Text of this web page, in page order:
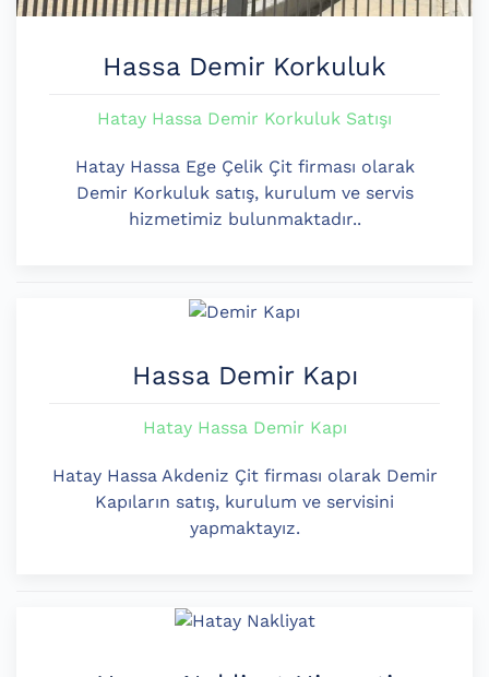
Hassa Demir Korkuluk
Hatay Hassa Demir Korkuluk Satışı
Hatay Hassa Ege Çelik Çit firması olarak
Demir Korkuluk satış, kurulum ve servis
hizmetimiz bulunmaktadır..
Hassa Demir Kapı
Hatay Hassa Demir Kapı
Hatay Hassa Akdeniz Çit firması olarak Demir
Kapıların satış, kurulum ve servisini
yapmaktayız.